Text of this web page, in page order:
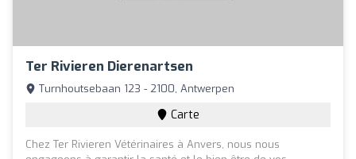
Ter Rivieren Dierenartsen
Turnhoutsebaan 123 - 2100, Antwerpen
Carte
Chez Ter Rivieren Vétérinaires à Anvers, nous nous